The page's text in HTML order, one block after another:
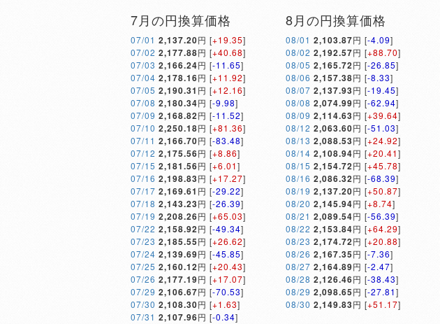
7月の円換算価格
07/01 2,137.20円 [+19.35]
07/02 2,177.88円 [+40.68]
07/03 2,166.24円 [-11.65]
07/04 2,178.16円 [+11.92]
07/05 2,190.31 円 [+12.16]
07/08 2,180.34円 [-9.98]
07/09 2,168.82円 [-11.52]
07/10 2,250.18円 [+81.36]
07/11 2,166.70円 [-83.48]
07/12 2,175.56円 [+8.86]
07/15 2,181.56円 [+6.01]
07/16 2,198.83円 [+17.27]
07/17 2,169.61 円 [-29.22]
07/18 2,143.23円 [-26.39]
07/19 2,208.26円 [+65.03]
07/22 2,158.92円 [-49.34]
07/23 2,185.55円 [+26.62]
07/24 2,139.69円 [-45.85]
07/25 2,160.12円 [+20.43]
07/26 2,177.19円 [+17.07]
07/29 2,106.67円 [-70.53]
07/30 2,108.30円 [+1.63]
07/31 2,107.96円 [-0.34]
8月の円換算価格
08/01 2,103.87円 [-4.09]
08/02 2,192.57円 [+88.70]
08/05 2,165.72円 [-26.85]
08/06 2,157.38円 [-8.33]
08/07 2,137.93円 [-19.45]
08/08 2,074.99円 [-62.94]
08/09 2,114.63円 [+39.64]
08/12 2,063.60円 [-51.03]
08/13 2,088.53円 [+24.92]
08/14 2,108.94円 [+20.41]
08/15 2,154.72円 [+45.78]
08/16 2,086.32円 [-68.39]
08/19 2,137.20円 [+50.87]
08/20 2,145.94円 [+8.74]
08/21 2,089.54円 [-56.39]
08/22 2,153.84円 [+64.29]
08/23 2,174.72円 [+20.88]
08/26 2,167.35円 [-7.36]
08/27 2,164.89円 [-2.47]
08/28 2,126.46円 [-38.43]
08/29 2,098.65円 [-27.81]
08/30 2,149.83円 [+51.17]